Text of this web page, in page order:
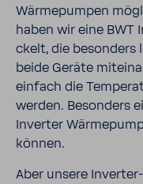
Wärme­pumpen
haben wir eine
ckelt, die beson­ders
beide Geräte
einfach die
werden. Beson­ders
Inverter
können.
Aber unsere